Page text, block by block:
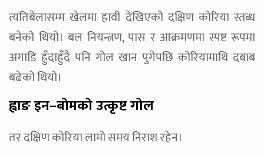
त्यतिबेलासम्म खेलमा हावी देखिएको दक्षिण कोरिया स्तब्ध
बनेको थियो। बल नियन्त्रण, पास र आक्रमणमा स्पष्ट रूपमा
अगाडि हुँदाहुँदै पनि गोल खान पुगेपछि कोरियामाथि दबाब
बढेको थियो।
ह्वाङ इन–बोमको उत्कृष्ट गोल
तर दक्षिण कोरिया लामो समय निराश रहेन।